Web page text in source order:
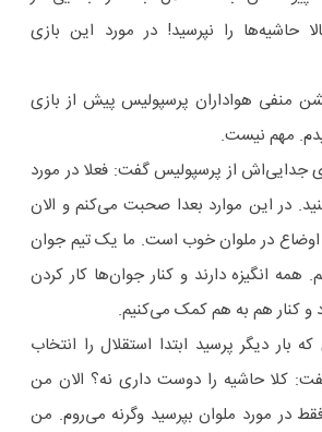
حاشیه‌ها را نپرسید! در مورد این بازی
منفی هواداران پرسپولیس پیش از بازی
مهم نیست.
جدایی‌اش از پرسپولیس گفت: فعلا در مورد
در این موارد بعدا صحبت می‌کنم و الان
اوضاع در ملوان خوب است. ما یک تیم جوان
همه انگیزه دارند و کنار جوان‌ها کار کردن
و کنار هم به هم کمک می‌کنیم.
بار دیگر پرسید ابتدا استقلال را انتخاب
کلا حاشیه را دوست داری نه؟ الان من
فقط در مورد ملوان بپرسید وگرنه می‌روم. من